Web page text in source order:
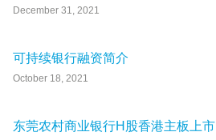
December 31, 2021
可持续银行融资简介
October 18, 2021
东莞农村商业银行H股香港主板上市